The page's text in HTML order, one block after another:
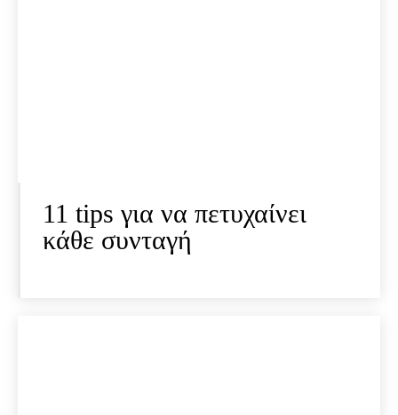
11 tips για να πετυχαίνει
κάθε συνταγή